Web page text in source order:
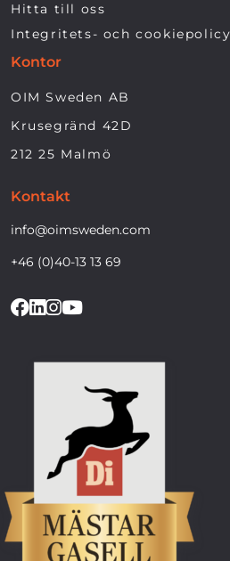
Hitta till oss
Integritets- och cookiepolicy
Kontor
OIM Sweden AB
Krusegränd 42D
212 25 Malmö
Kontakt
info@oimsweden.com
+46 (0)40-13 13 69